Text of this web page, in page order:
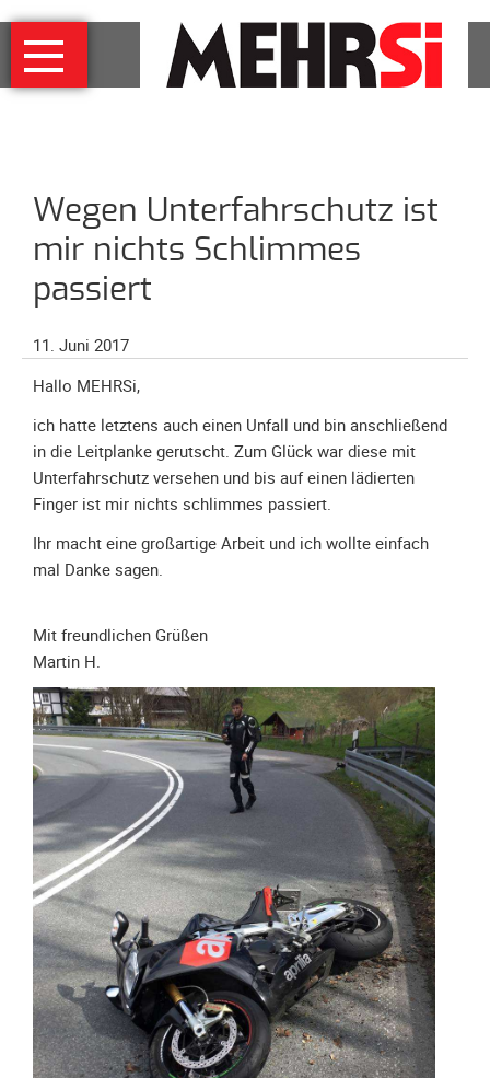
Navigation
überspringen
MEHRSi
Wer
Interview
Ziel
und
Strategie
Prominente
für
MEHRSi
Unterstützen
Spendenkonto
werden
Fördererdaten
Gewerbliche
Förderer
Flyer
+
Infokarte
Achte
auf
Motorradfahrer
Merchandise
Aktionen
Info/Presse
Unterfahrschutz
Unterfahrschutz
-
Wegen Unterfahrschutz ist
mir nichts Schlimmes
passiert
11. Juni 2017
Hallo MEHRSi,
ich hatte letztens auch einen Unfall und bin anschließend
in die Leitplanke gerutscht. Zum Glück war diese mit
Unterfahrschutz versehen und bis auf einen lädierten
Finger ist mir nichts schlimmes passiert.
Ihr macht eine großartige Arbeit und ich wollte einfach
mal Danke sagen.
Mit freundlichen Grüßen
Martin H.